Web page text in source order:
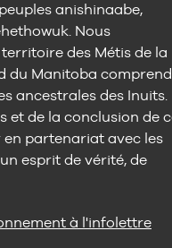
anishinaabe,
Nous
des Métis de la
du Manitoba comprend
ancestrales des Inuits.
et de la conclusion de
partenariat avec les
esprit de vérité, de
à l'infolettre